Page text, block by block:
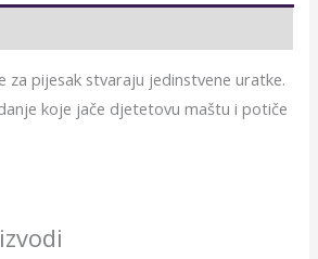
za pijesak stvaraju jedinstvene uratke.
koje jače djetetovu maštu i potiče